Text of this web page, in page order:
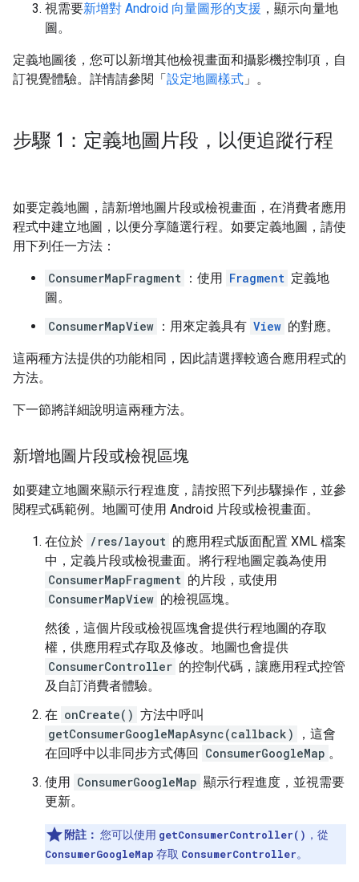
視需要新增對 Android 向量圖形的支援 ，顯示向量地
圖。
定義地圖後，您可以新增其他檢視畫面和攝影機控制項，自
訂視覺體驗。詳情請參閱「設定地圖樣式 」。
步驟 1：定義地圖片段，以便追蹤行程
如要定義地圖，請新增地圖片段或檢視畫面，在消費者應用
程式中建立地圖，以便分享隨選行程。如要定義地圖，請使
用下列任一方法：
ConsumerMapFragment ：使用 Fragment 定義地
圖。
ConsumerMapView ：用來定義具有 View 的對應。
這兩種方法提供的功能相同，因此請選擇較適合應用程式的
方法。
下一節將詳細說明這兩種方法。
新增地圖片段或檢視區塊
如要建立地圖來顯示行程進度，請按照下列步驟操作，並參
閱程式碼範例。地圖可使用 Android 片段或檢視畫面。
在位於 /res/layout 的應用程式版面配置 XML 檔案
中，定義片段或檢視畫面。將行程地圖定義為使用
ConsumerMapFragment 的片段，或使用
ConsumerMapView 的檢視區塊。
然後，這個片段或檢視區塊會提供行程地圖的存取
權，供應用程式存取及修改。地圖也會提供
ConsumerController 的控制代碼，讓應用程式控管
及自訂消費者體驗。
在 onCreate() 方法中呼叫
getConsumerGoogleMapAsync(callback)
，這會
在回呼中以非同步方式傳回 ConsumerGoogleMap 。
使用 ConsumerGoogleMap 顯示行程進度，並視需要
更新。
附註： 您可以使用 getConsumerController() ，從
ConsumerGoogleMap 存取 ConsumerController。